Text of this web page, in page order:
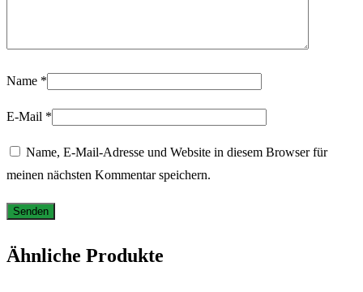
Name *
E-Mail *
Name, E-Mail-Adresse und Website in diesem Browser für
meinen nächsten Kommentar speichern.
Ähnliche Produkte